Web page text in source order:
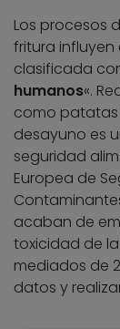
Los procesos
fritura
clasificada
humanos«.
como patatas
desayuno es
seguridad
Europea de
acaban de
toxicidad de
mediados de
datos y